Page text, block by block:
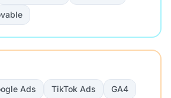
Ads TikTok Ads
GA4